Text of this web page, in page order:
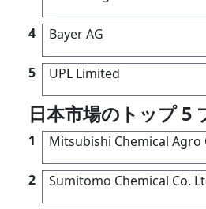
4 Bayer AG
5 UPL Limited
日本市場のトップ 5
1 Mitsubishi Chemical Agro
2 Sumitomo Chemical Co.